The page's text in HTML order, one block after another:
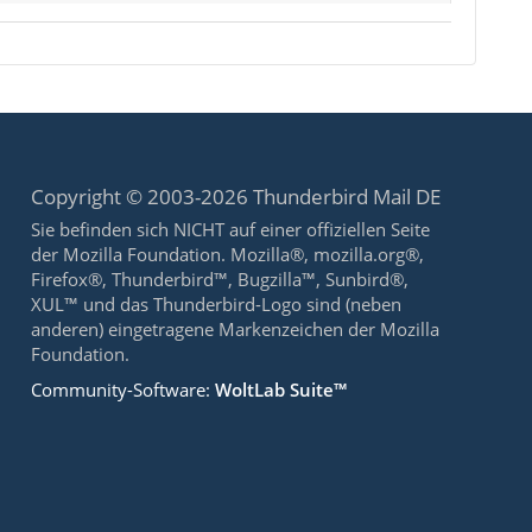
Copyright © 2003-2026 Thunderbird Mail DE
Sie befinden sich NICHT auf einer offiziellen Seite
der Mozilla Foundation. Mozilla®, mozilla.org®,
Firefox®, Thunderbird™, Bugzilla™, Sunbird®,
XUL™ und das Thunderbird-Logo sind (neben
anderen) eingetragene Markenzeichen der Mozilla
Foundation.
Community-Software:WoltLab Suite™